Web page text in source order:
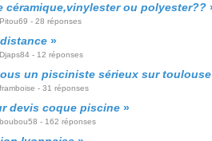
céramique,vinylester ou polyester??
- 28 réponses
»
- 12 réponses
un pisciniste sérieux sur
- 31 réponses
devis coque piscine »
- 162 réponses